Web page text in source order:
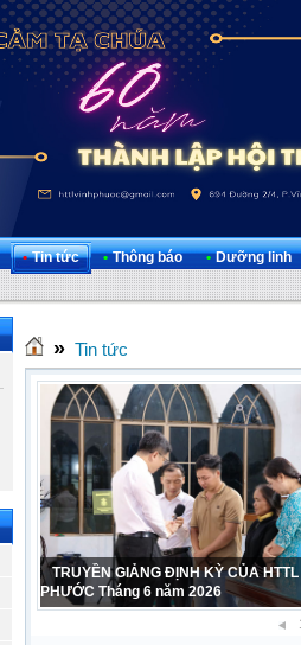
• Tin tức • Thông báo • Dưỡng linh
» Tin tức
CẢM TẠ – SINH NHẬT LẦN THỨ 42
PHỤ NỮ HTTL VĨNH PHƯỚC 1984 –